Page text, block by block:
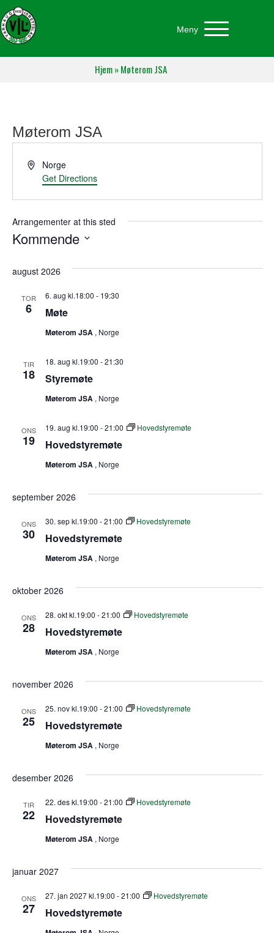
Meny
Hjem»Møterom JSA
Møterom JSA
A
r
e
s
Norge
Get Directions
Arrangementer at this sted
Kommende
august 2026
TOR
6 Møte
6. aug kl.18:00 - 19:30
Møterom JSA , Norge
TIR
18 Styremøte
18. aug kl.19:00 -21:30
Møterom JSA , Norge
ONS
19 Hovedstyremøte
19. aug kl.19:00 -21:00 Hovedstyremøte
Møterom JSA , Norge
september 2026
ONS
30 Hovedstyremøte
30. sep kl.19:00 -21:00 Hovedstyremøte
Møterom JSA , Norge
oktober 2026
ONS
28 Hovedstyremøte
28. okt kl.19:00 -21:00 Hovedstyremøte
Møterom JSA , Norge
november 2026
ONS
25 Hovedstyremøte
25. nov kl.19:00 -21:00 Hovedstyremøte
Møterom JSA , Norge
desember 2026
TIR
22 Hovedstyremøte
22. des kl.19:00 -21:00 Hovedstyremøte
Møterom JSA , Norge
januar 2027
ONS
27 Hovedstyremøte
27. jan 2027 kl.19:00 -21:00 Hovedstyremøte